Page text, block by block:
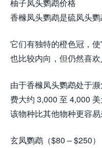
柚子凤头鹦鹉价格
香橼凤头鹦鹉是硫凤头鹦
它们有独特的橙色冠，
也比较内向，但仍然喜欢
由于香橼凤头鹦鹉处于
费大约 3,000 至 4,000
该物种比其他物种更容易
玄凤鹦鹉（$80 – $250）